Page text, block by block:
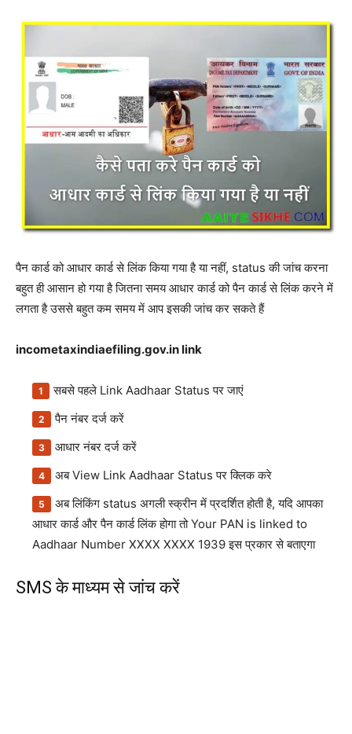
पैन कार्ड को आधार कार्ड से लिंक किया गया है या नहीं, status की जांच करना
बहुत ही आसान हो गया है जितना समय आधार कार्ड को पैन कार्ड से लिंक करने में
लगता है उससे बहुत कम समय में आप इसकी जांच कर सकते हैं
incometaxindiaefiling.gov.in link
सबसे पहले Link Aadhaar Status पर जाएं
पैन नंबर दर्ज करें
आधार नंबर दर्ज करें
अब View Link Aadhaar Status पर क्लिक करे
अब लिंकिंग status अगली स्क्रीन में प्रदर्शित होती है, यदि आपका
आधार कार्ड और पैन कार्ड लिंक होगा तो Your PAN is linked to
Aadhaar Number XXXX XXXX 1939 इस प्रकार से बताएगा
SMS के माध्यम से जांच करें